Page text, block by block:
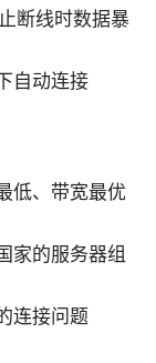
断线时数据暴
自动连接
低、带宽最优
家的服务器组
连接问题